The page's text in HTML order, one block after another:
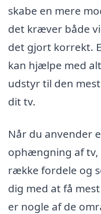
skabe en mere
det kræver både
det gjort korrekt.
kan hjælpe med
udstyr til den
dit tv.
Når du anvender
ophængning af tv,
række fordele og
dig med at få
er nogle af de